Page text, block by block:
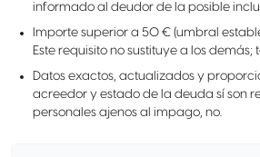
informado al deudor de la posible
Importe superior a 50 € (umbral
Este requisito no sustituye a los
Datos exactos, actualizados y
acreedor y estado de la deuda sí son
personales ajenos al impago, no.